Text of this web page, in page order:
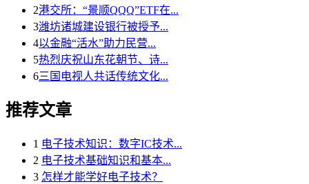
2港交所：“景顺QQQ”ETF在...
3潍坊诸城建设银行被授予...
4以金融“活水”助力民营...
5热烈庆祝山东花朝节、诗...
6三国电视人共话传统文化...
推荐文章
1 电子技术知识：数字IC技术...
2 电子技术基础知识和基本...
3 怎样才能学好电子技术？